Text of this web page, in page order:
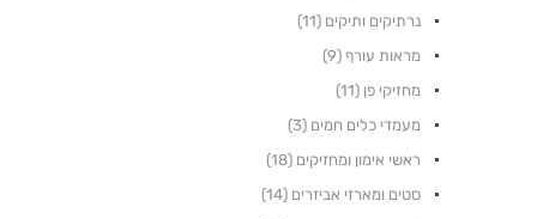
נרתיקים ותיקים (11)
מראות עורף (9)
מחזיקי פן (11)
מעמדי כלים חמים (3)
ראשי אימון ומחזיקים (18)
סטים ומארזי אביזרים (14)